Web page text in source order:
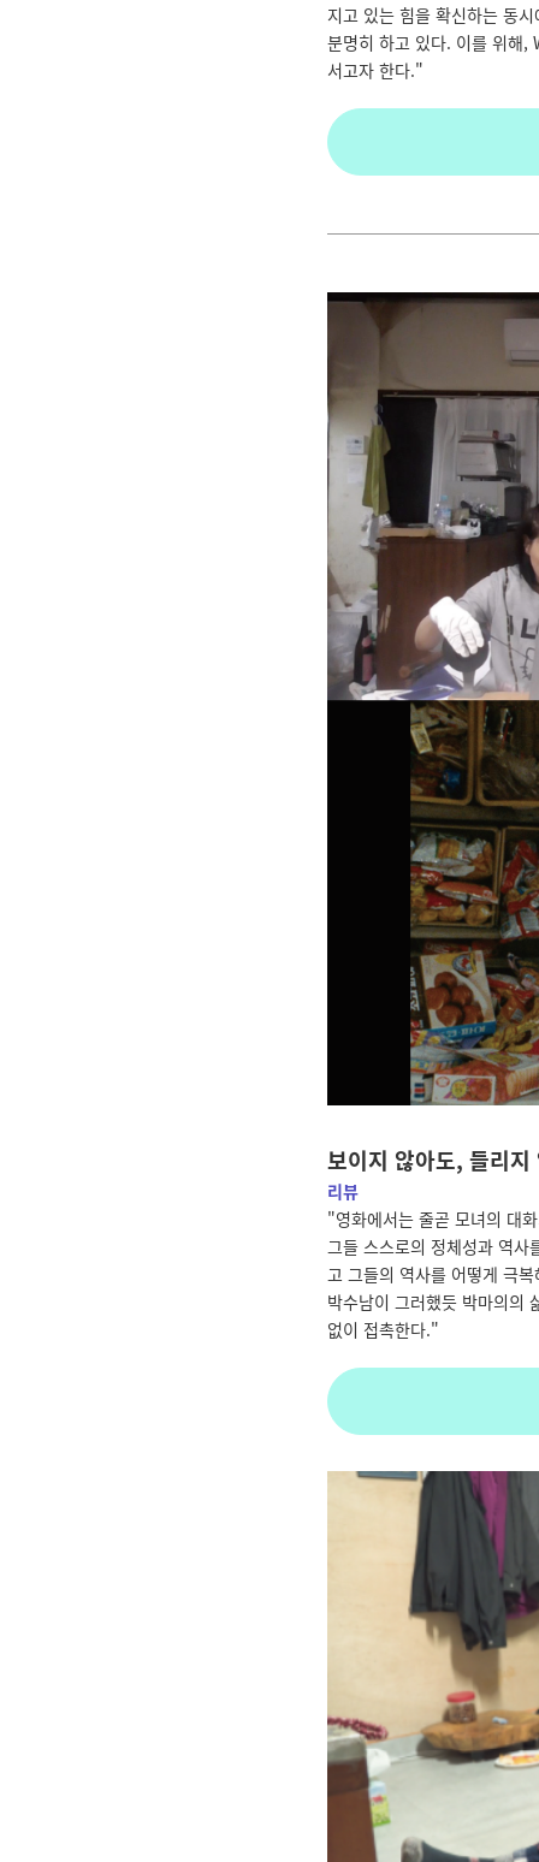
지고 있는 힘을 확신하는 동
분명히 하고 있다. 이를 위해
서고자 한다."
보이지 않아도, 들리
리뷰
"영화에서는 줄곧 모녀의 대
그들 스스로의 정체성과 역사
고 그들의 역사를 어떻게 극
박수남이 그러했듯 박마의의
없이 접촉한다."